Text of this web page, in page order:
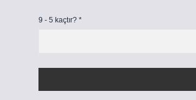
9 - 5 kaçtır? *